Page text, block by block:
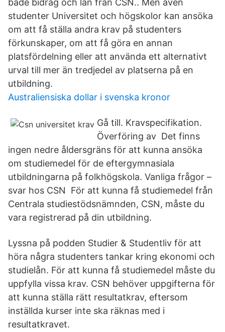
både bidrag och lån från CSN.. Men även
studenter Universitet och högskolor kan ansöka
om att få ställa andra krav på studenters
förkunskaper, om att få göra en annan
platsfördelning eller att använda ett alternativt
urval till mer än tredjedel av platserna på en
utbildning.
Australiensiska dollar i svenska kronor
Gå till. Kravspecifikation.
Överföring av Det finns
ingen nedre åldersgräns för att kunna ansöka
om studiemedel för de eftergymnasiala
utbildningarna på folkhögskola. Vanliga frågor –
svar hos CSN För att kunna få studiemedel från
Centrala studiestödsnämnden, CSN, måste du
vara registrerad på din utbildning.
Lyssna på podden Studier & Studentliv för att
höra några studenters tankar kring ekonomi och
studielån. För att kunna få studiemedel måste du
uppfylla vissa krav. CSN behöver uppgifterna för
att kunna ställa rätt resultatkrav, eftersom
inställda kurser inte ska räknas med i
resultatkravet.